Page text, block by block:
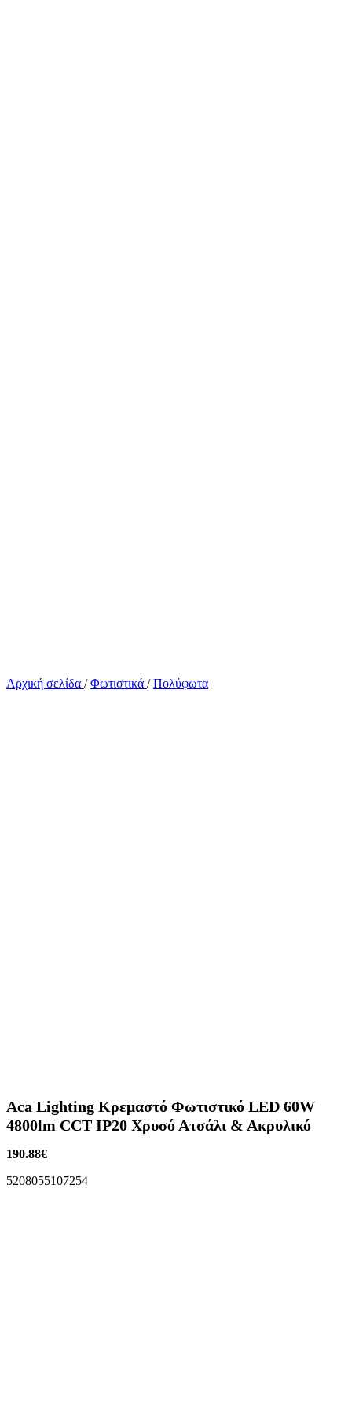
Αρχική σελίδα / Φωτιστικά / Πολύφωτα
Aca Lighting Κρεμαστό Φωτιστικό LED 60W
4800lm CCT IP20 Χρυσό Ατσάλι & Ακρυλικό
190.88€
5208055107254